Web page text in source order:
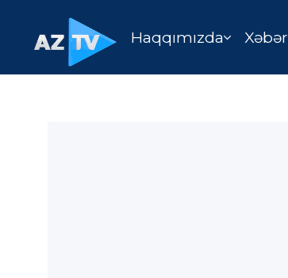
Haqqımızda